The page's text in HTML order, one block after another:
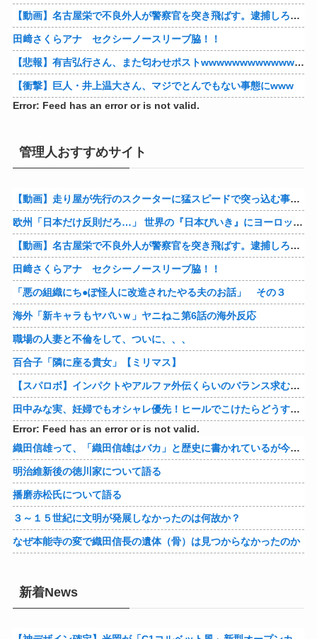
【動画】名古屋栄で不良外人が警察官を突き飛ばす。逮捕しろやｗｗｗ
田﨑さくらアナ セクシーノースリーブ脇！！
【悲報】有吉弘行さん、また匂わせポストwwwwwwwwwwwwwwww
【衝撃】巨人・井上温大さん、マジでとんでもない事態にwww
Error: Feed has an error or is not valid.
管理人おすすめサイト
【動画】走り屋が先行のスクーターに猛スピードで突っ込む事故。
欧州「日本だけ反則だろ…」 世界の『日本びいき』にヨーロッパ全土から不満の声
【動画】名古屋栄で不良外人が警察官を突き飛ばす。逮捕しろやｗｗｗ
田﨑さくらアナ セクシーノースリーブ脇！！
「悪の組織にち●ぽ怪人に改造されたやる夫のお話」 その３
海外「新キャラもヤバいｗ」ヤニねこ第6話の海外反応
職場の人妻と不倫をして、ついに、、、
百合子「隣に座る貴女」【ミリマス】
【スパロボ】インパクトやアルファ外伝くらいのバランス求む！！ → インパクトも最終的にはコアブースターで雑魚は一撃で倒せてたけどね
田中みな実、妊婦でもオシャレ優先！ヒールでこけたらどうすんのｗ
Error: Feed has an error or is not valid.
織田信雄って、「織田信雄はバカ」と歴史に書かれているが今まで家が残っているんでバカではないよな？
明治維新後の徳川家について語る
播磨赤松氏について語る
３～１５世紀に文明が発展しなかったのは何故か？
なぜ本能寺の変で織田信長の遺体（骨）は見つからなかったのか
新着News